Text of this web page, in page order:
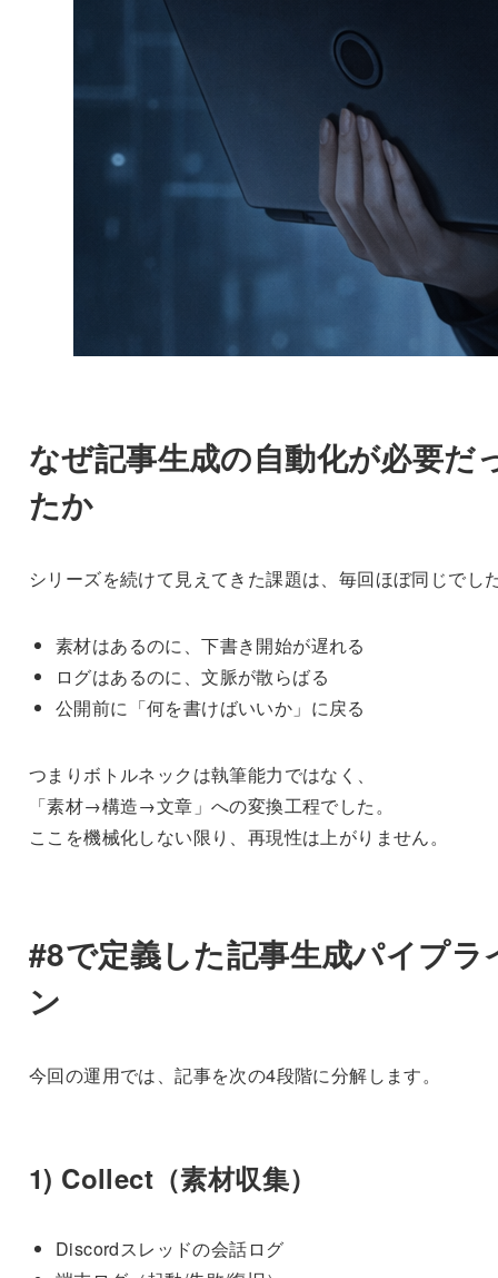
なぜ記事生成の自動化が必要だ
たか
シリーズを続けて見えてきた課題は、毎回ほぼ同じでし
素材はあるのに、下書き開始が遅れる
ログはあるのに、文脈が散らばる
公開前に「何を書けばいいか」に戻る
つまりボトルネックは執筆能力ではなく、
「素材→構造→文章」への変換工程でした。
ここを機械化しない限り、再現性は上がりません。
#8で定義した記事生成パイプラ
ン
今回の運用では、記事を次の4段階に分解します。
1) Collect（素材収集）
Discordスレッドの会話ログ